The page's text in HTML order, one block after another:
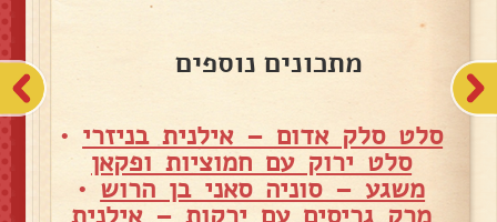
מתכונים נוספים
סלט סלק אדום – אילנית בניזרי •
סלט ירוק עם חמוציות ופקאן
משגע – סוניה סאני בן הרוש •